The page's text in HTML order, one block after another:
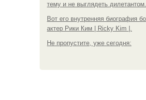
тему и не выглядеть дилетантом.
Вот его внутренняя биография
актер Рики Ким | Ricky Kim |.
Не пропустите, уже сегодня: